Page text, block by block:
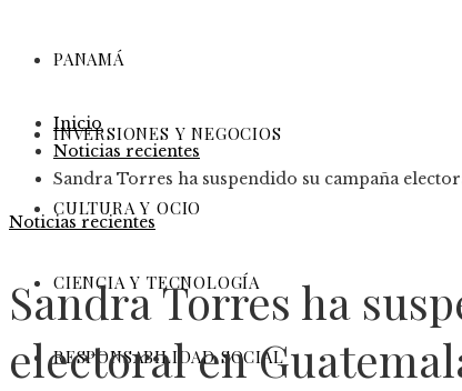
PANAMÁ
INVERSIONES Y NEGOCIOS
CULTURA Y OCIO
CIENCIA Y TECNOLOGÍA
RESPONSABILIDAD SOCIAL
Inicio
Noticias recientes
Sandra Torres ha suspendido su campaña
Noticias recientes
Sandra Torres ha
electoral en